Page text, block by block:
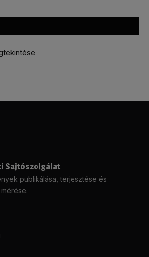
Sajtószolgálat
publikálása, terjesztése és